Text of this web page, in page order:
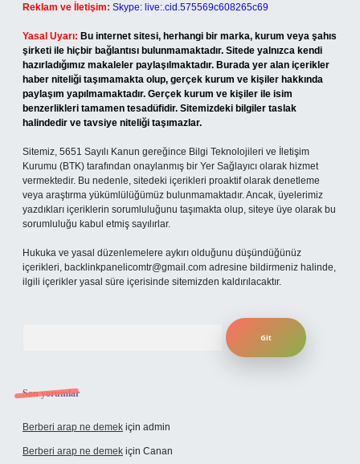
Reklam ve İletişim: Skype: live:.cid.575569c608265c69
Yasal Uyarı: Bu internet sitesi, herhangi bir marka, kurum veya şahıs
şirketi ile hiçbir bağlantısı bulunmamaktadır. Sitede yalnızca kendi
hazırladığımız makaleler paylaşılmaktadır. Burada yer alan içerikler
haber niteliği taşımamakta olup, gerçek kurum ve kişiler hakkında
paylaşım yapılmamaktadır. Gerçek kurum ve kişiler ile isim
benzerlikleri tamamen tesadüfidir. Sitemizdeki bilgiler taslak
halindedir ve tavsiye niteliği taşımazlar.
Sitemiz, 5651 Sayılı Kanun gereğince Bilgi Teknolojileri ve İletişim
Kurumu (BTK) tarafından onaylanmış bir Yer Sağlayıcı olarak hizmet
vermektedir. Bu nedenle, sitedeki içerikleri proaktif olarak denetleme
veya araştırma yükümlülüğümüz bulunmamaktadır. Ancak, üyelerimiz
yazdıkları içeriklerin sorumluluğunu taşımakta olup, siteye üye olarak bu
sorumluluğu kabul etmiş sayılırlar.
Hukuka ve yasal düzenlemelere aykırı olduğunu düşündüğünüz
içerikleri, backlinkpanelicomtr@gmail.com adresine bildirmeniz halinde,
ilgili içerikler yasal süre içerisinde sitemizden kaldırılacaktır.
Son yorumlar
Berberi arap ne demek için admin
Berberi arap ne demek için Canan